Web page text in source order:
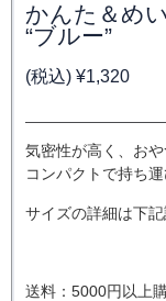
かんた＆め
“ブルー”
(税込) ¥1,320
気密性が高く、お
コンパクトで持ち
サイズの詳細は下記
送料：5000円以上